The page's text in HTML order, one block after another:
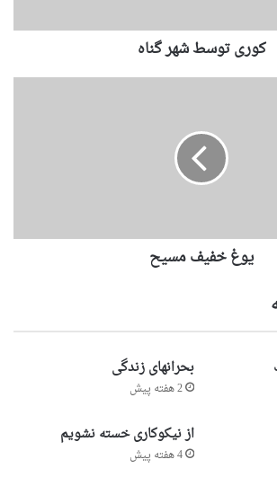
کوری توسط شهر گناه
یوغ خفیف مسیح
بحرانهای زندگی
2 هفته پیش
از نیکوکاری خسته نشویم
4 هفته پیش